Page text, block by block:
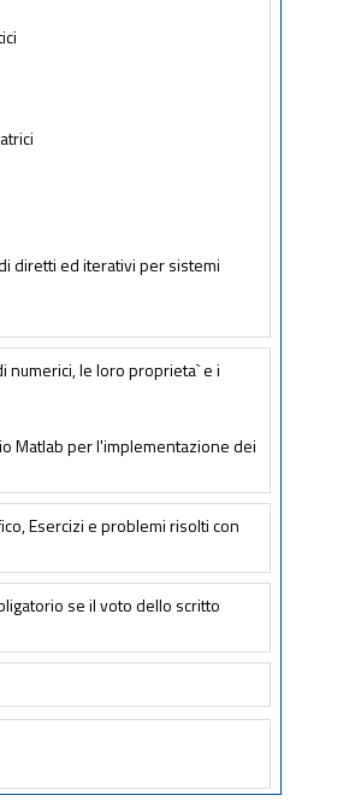
diretti ed iterativi per sistemi
numerici, le loro proprieta` e i
Matlab per l'implementazione dei
Esercizi e problemi risolti con
se il voto dello scritto